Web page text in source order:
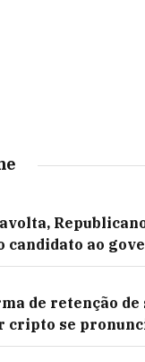
candidato ao
de retenção
cripto se